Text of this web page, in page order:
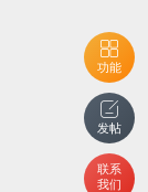
功能
发帖
联系
我们